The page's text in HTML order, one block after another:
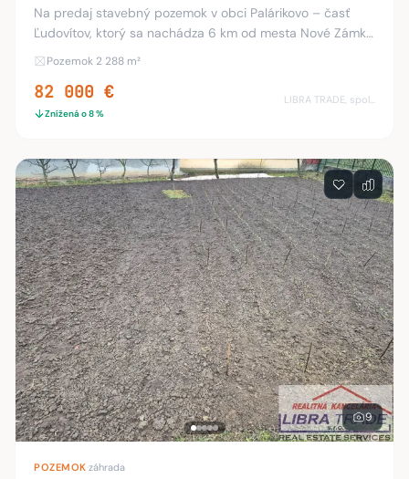
Na predaj stavebný pozemok v obci Palárikovo – časť
Ľudovítov, ktorý sa nachádza 6 km od mesta Nové Zámky.
Pozemok má výmeru 2288 m2 + prístupová cesta. Podľa
Pozemok 2 288 m²
82 000 €
Znížená o 8 %
LIBRA TRADE, spol.s.r.o.
9
POZEMOK záhrada